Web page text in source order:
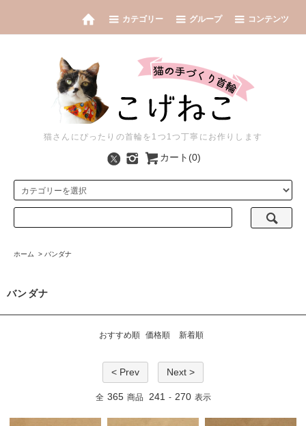
カテゴリー グループ コンテンツ
猫さんにぴったりの首輪を1つ1つ丁寧にお作りします
カート(0)
ホーム > バンダナ
バンダナ
おすすめ順 価格順 新着順
< Prev Next >
全 365 商品 241 - 270 表示